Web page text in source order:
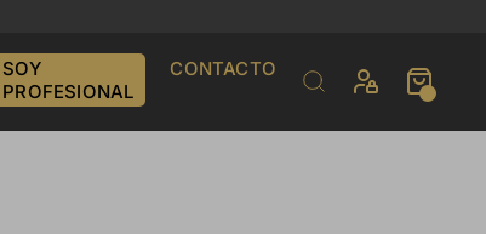
SOY
PROFESIONAL
CONTACTO